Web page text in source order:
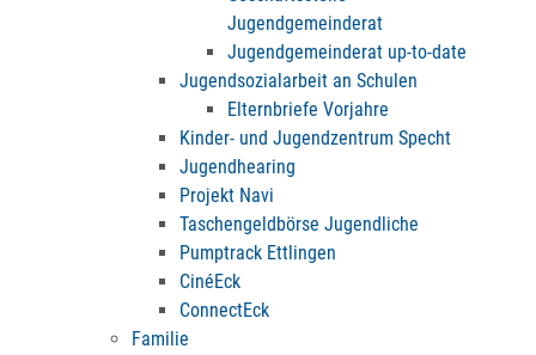
Jugendgemeinderat
Jugendgemeinderat up-to-date
Jugendsozialarbeit an Schulen
Elternbriefe Vorjahre
Kinder- und Jugendzentrum Specht
Jugendhearing
Projekt Navi
Taschengeldbörse Jugendliche
Pumptrack Ettlingen
CinéEck
ConnectEck
Familie